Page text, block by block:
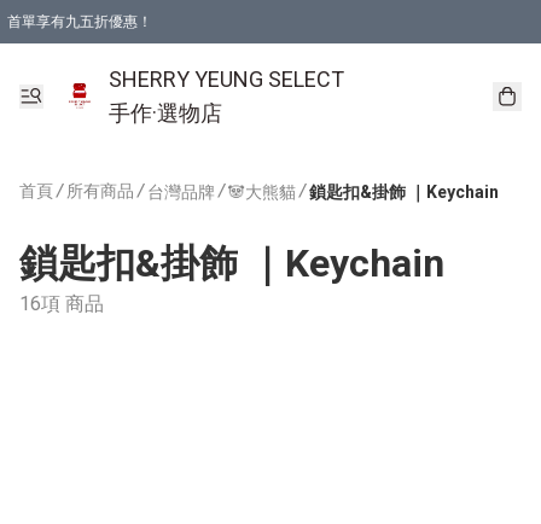
首單享有九五折優惠！
SHERRY YEUNG SELECT
手作·選物店
首頁/ 所有商品 / 台灣品牌 /🐼大熊貓/鎖匙扣&掛飾 ｜Keychain
鎖匙扣&掛飾 ｜Keychain
16項 商品